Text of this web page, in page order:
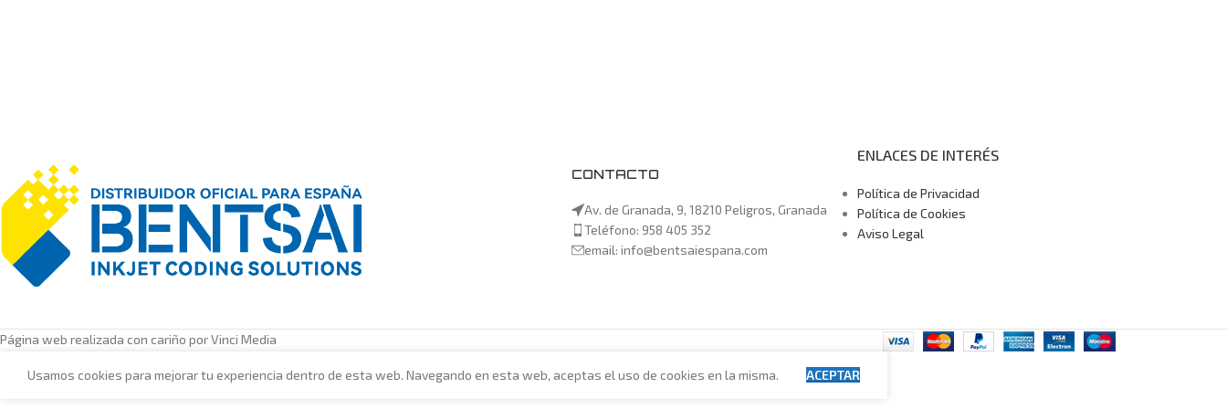
CONTACTO
Av. de Granada, 9, 18210 Peligros, Granada
Teléfono: 958 405 352
email: info@bentsaiespana.com
ENLACES DE INTERÉS
Política de Privacidad
Política de Cookies
Aviso Legal
Página web realizada con cariño por Vinci Media
Usamos cookies para mejorar tu experiencia dentro de esta web. Navegando en esta web, aceptas el uso de cookies en la misma. ACEPTAR